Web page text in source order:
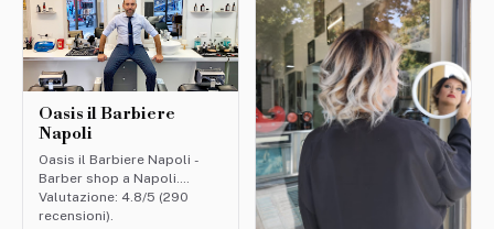
Oasis il Barbiere
Napoli
Oasis il Barbiere Napoli -
Barber shop a Napoli.
Valutazione: 4.8/5 (290
recensioni).